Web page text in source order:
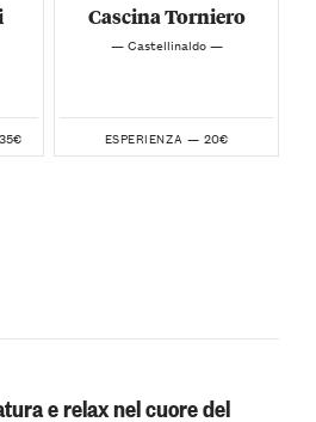
35€
Cascina Torniero
— Castellinaldo —
ESPERIENZA — 20€
e relax nel cuore del